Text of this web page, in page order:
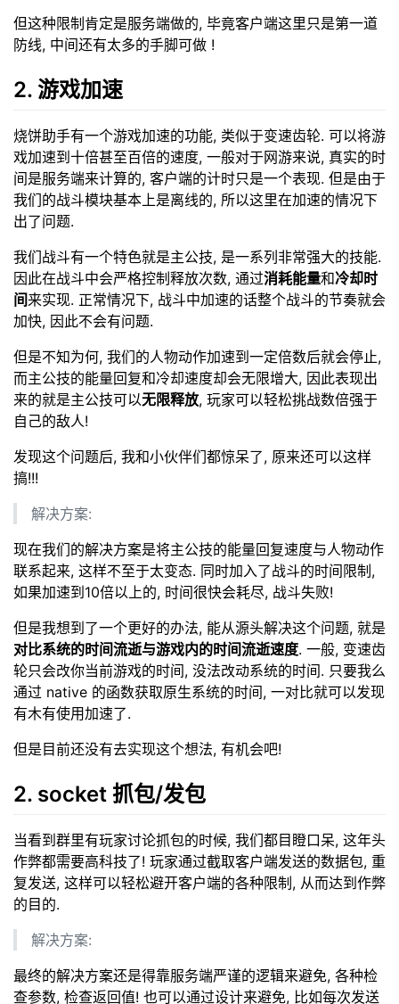
但这种限制肯定是服务端做的, 毕竟客户端这里只是第一道
防线, 中间还有太多的手脚可做 !
2. 游戏加速
烧饼助手有一个游戏加速的功能, 类似于变速齿轮. 可以将游
戏加速到十倍甚至百倍的速度, 一般对于网游来说, 真实的时
间是服务端来计算的, 客户端的计时只是一个表现. 但是由于
我们的战斗模块基本上是离线的, 所以这里在加速的情况下
出了问题.
我们战斗有一个特色就是主公技, 是一系列非常强大的技能.
因此在战斗中会严格控制释放次数, 通过消耗能量和冷却时
间来实现. 正常情况下, 战斗中加速的话整个战斗的节奏就会
加快, 因此不会有问题.
但是不知为何, 我们的人物动作加速到一定倍数后就会停止,
而主公技的能量回复和冷却速度却会无限增大, 因此表现出
来的就是主公技可以无限释放, 玩家可以轻松挑战数倍强于
自己的敌人!
发现这个问题后, 我和小伙伴们都惊呆了, 原来还可以这样
搞!!!
解决方案:
现在我们的解决方案是将主公技的能量回复速度与人物动作
联系起来, 这样不至于太变态. 同时加入了战斗的时间限制,
如果加速到10倍以上的, 时间很快会耗尽, 战斗失败!
但是我想到了一个更好的办法, 能从源头解决这个问题, 就是
对比系统的时间流逝与游戏内的时间流逝速度. 一般, 变速齿
轮只会改你当前游戏的时间, 没法改动系统的时间. 只要我么
通过 native 的函数获取原生系统的时间, 一对比就可以发现
有木有使用加速了.
但是目前还没有去实现这个想法, 有机会吧!
2. socket 抓包/发包
当看到群里有玩家讨论抓包的时候, 我们都目瞪口呆, 这年头
作弊都需要高科技了! 玩家通过截取客户端发送的数据包, 重
复发送, 这样可以轻松避开客户端的各种限制, 从而达到作弊
的目的.
解决方案:
最终的解决方案还是得靠服务端严谨的逻辑来避免, 各种检
查参数, 检查返回值! 也可以通过设计来避免, 比如每次发送